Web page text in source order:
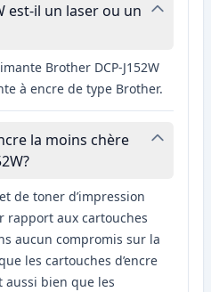
est-il un laser ou un
Brother DCP-J152W
à encre de type Brother.
la moins chère
de toner d’impression
rapport aux cartouches
aucun compromis sur la
les cartouches d’encre
bien que les